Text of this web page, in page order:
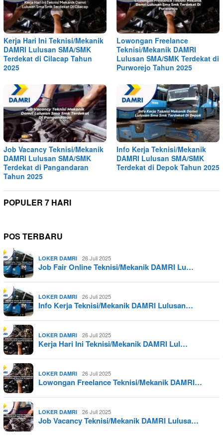
Kerja Hari Ini Teknisi/Mekanik
DAMRI Lulusan SMA/SMK
Terdekat di Cilacap Tahun
2025
Lowongan Freelance
Teknisi/Mekanik DAMRI
Lulusan SMA/SMK Terdekat di
Purworejo Tahun 2025
Job Vacancy Teknisi/Mekanik
DAMRI Lulusan SMA/SMK
Terdekat di Pangandaran
Tahun 2025
Info Kerja Teknisi/Mekanik
DAMRI Lulusan SMA/SMK
Terdekat di Depok Tahun 2025
POPULER 7 HARI
POS TERBARU
LOKER DAMRI 26 Juli 2025
Job Fair Online Teknisi/Mekanik DAMRI Lu…
LOKER DAMRI 26 Juli 2025
Info Kerja Teknisi/Mekanik DAMRI Lulusan…
LOKER DAMRI 26 Juli 2025
Kerja Hari Ini Teknisi/Mekanik DAMRI Lul…
LOKER DAMRI 26 Juli 2025
Lowongan Freelance Teknisi/Mekanik DAMRI…
LOKER DAMRI 26 Juli 2025
Job Vacancy Teknisi/Mekanik DAMRI Lulusa…